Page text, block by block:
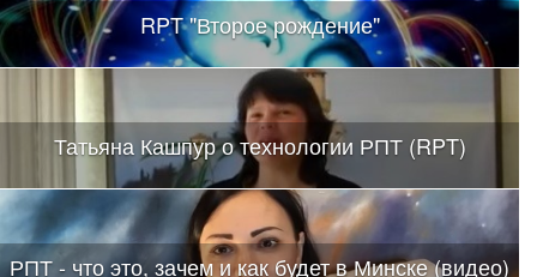
RPT "Второе рождение"
Татьяна Кашпур о технологии РПТ (RPT)
РПТ - что это, зачем и как будет в Минске (видео)